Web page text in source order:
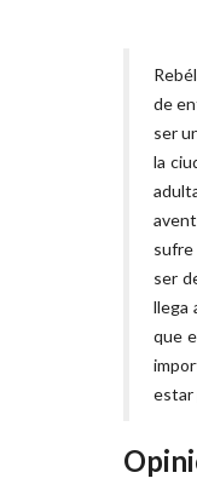
de
ser
la
sufre
ser
llega
que
estar